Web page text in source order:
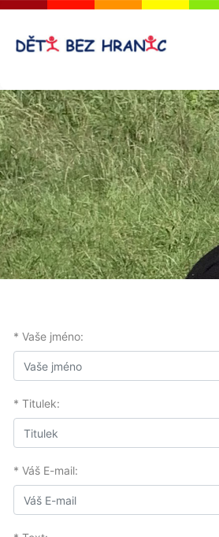
* Vaše jméno:
* Titulek:
* Váš E-mail: